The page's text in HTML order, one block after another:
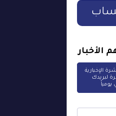
الأخبار
الإخبارية
لبريدك
يومياً